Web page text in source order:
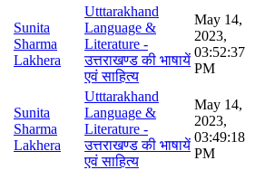
Sunita
Sharma
Lakhera
Utttarakhand
Language &
Literature -
उत्तराखण्ड की भाषायें
एवं साहित्य
May 14,
2023,
03:52:37
PM
Sunita
Sharma
Lakhera
Utttarakhand
Language &
Literature -
उत्तराखण्ड की भाषायें
एवं साहित्य
May 14,
2023,
03:49:18
PM